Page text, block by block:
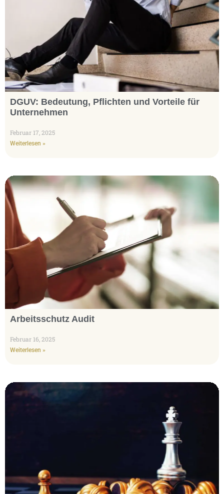
DGUV: Bedeutung, Pflichten und Vorteile für
Unternehmen
Februar 17, 2025
Weiterlesen »
Arbeitsschutz Audit
Februar 16, 2025
Weiterlesen »